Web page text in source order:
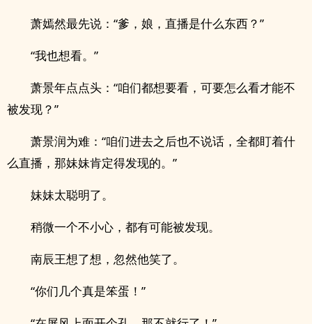
萧嫣然最先说：“爹，娘，直播是什么东西？”
“我也想看。”
萧景年点点头：“咱们都想要看，可要怎么看才能不
被发现？”
萧景润为难：“咱们进去之后也不说话，全都盯着什
么直播，那妹妹肯定得发现的。”
妹妹太聪明了。
稍微一个不小心，都有可能被发现。
南辰王想了想，忽然他笑了。
“你们几个真是笨蛋！”